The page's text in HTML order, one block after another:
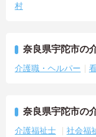
村
奈良県宇陀市の
介護職・ヘルパー
奈良県宇陀市の
介護福祉士 社会福